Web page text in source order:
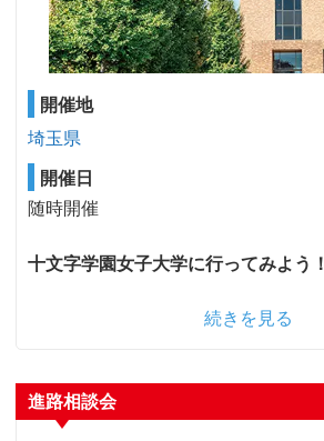
開催地
埼玉県
開催日
随時開催
十文字学園女子大学に行ってみよう！
続きを見る
進路相談会